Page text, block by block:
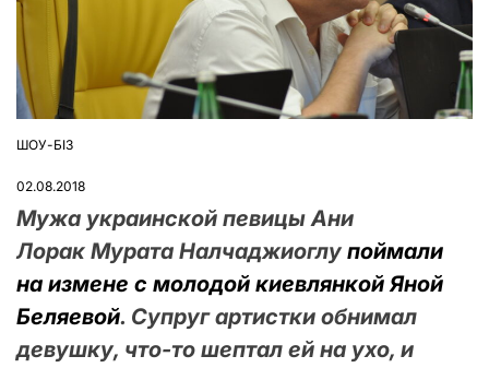
ОПУБЛІКУВАТИ
ШОУ-БІЗ
02.08.2018
Мужа украинской певицы Ани
Лорак Мурата Налчаджиоглу поймали
на измене с молодой киевлянкой Яной
Беляевой. Супруг артистки обнимал
девушку, что-то шептал ей на ухо, и